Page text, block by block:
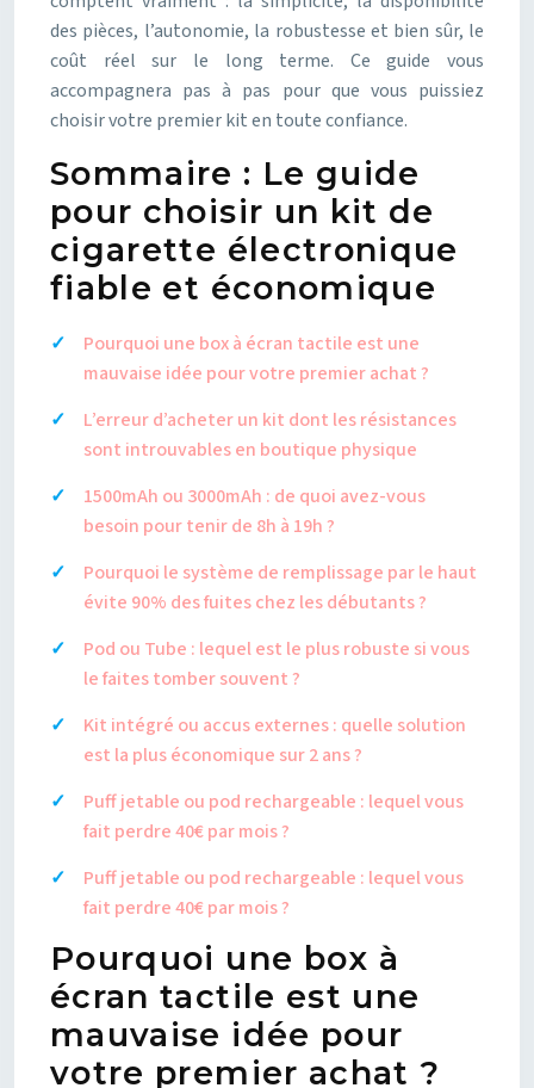
des pièces, l’autonomie, la robustesse et bien sûr, le
coût réel sur le long terme. Ce guide vous
accompagnera pas à pas pour que vous puissiez
choisir votre premier kit en toute confiance.
Sommaire : Le guide
pour choisir un kit de
cigarette électronique
fiable et économique
Pourquoi une box à écran tactile est une
mauvaise idée pour votre premier achat ?
L’erreur d’acheter un kit dont les résistances
sont introuvables en boutique physique
1500mAh ou 3000mAh : de quoi avez-vous
besoin pour tenir de 8h à 19h ?
Pourquoi le système de remplissage par le haut
évite 90% des fuites chez les débutants ?
Pod ou Tube : lequel est le plus robuste si vous
le faites tomber souvent ?
Kit intégré ou accus externes : quelle solution
est la plus économique sur 2 ans ?
Puff jetable ou pod rechargeable : lequel vous
fait perdre 40€ par mois ?
Puff jetable ou pod rechargeable : lequel vous
fait perdre 40€ par mois ?
Pourquoi une box à
écran tactile est une
mauvaise idée pour
votre premier achat ?